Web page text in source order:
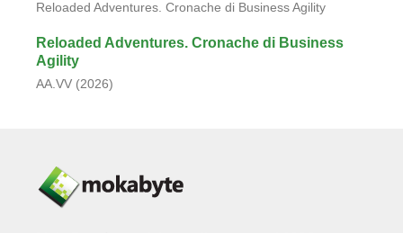
Reloaded Adventures. Cronache di Business Agility
Reloaded Adventures. Cronache di Business
Agility
AA.VV (2026)